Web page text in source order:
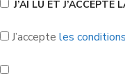
J’AI LU ET J’ACCEPTE
J’accepte les